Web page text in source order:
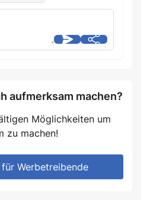
aufmerksam machen?
Möglichkeiten um
zu machen!
Werbetreibende